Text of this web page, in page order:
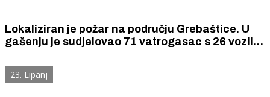
Lokaliziran je požar na području Grebaštice. U
gašenju je sudjelovao 71 vatrogasac s 26 vozila i
23. Lipanj